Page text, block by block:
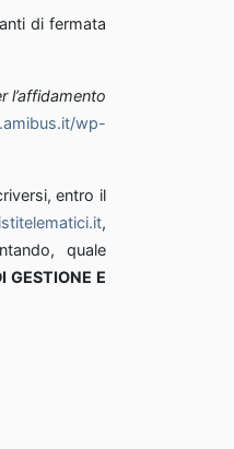
di fermata
l’affidamento
wp-
entro il
,
quale
GESTIONE E